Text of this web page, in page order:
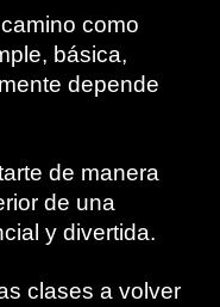
como
básica,
depende
de manera
de una
y divertida.
clases a volver